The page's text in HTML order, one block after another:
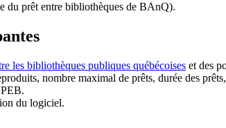
du prêt entre bibliothèques de BAnQ).
les bibliothèques publiques québécoises et des
nombre maximal de prêts, durée des
du logiciel.